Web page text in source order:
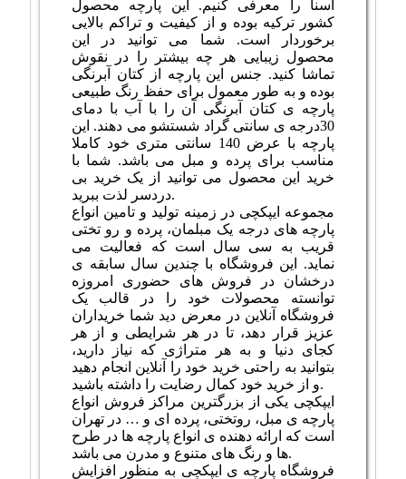
آسنا را معرفی کنیم. این پارچه محصول
کشور ترکیه بوده و از کیفیت و تراکم بالایی
برخوردار است. شما می توانید در این
محصول زیبایی هر چه بیشتر را در نقوش
تماشا کنید. جنس این پارچه از کتان آبرنگی
بوده و به طور معمول برای حفظ رنگ طبیعی
پارچه ی کتان آبرنگی آن را با آب با دمای
30درجه ی سانتی گراد شستشو می دهند. این
پارچه با عرض 140 سانتی متری خود کاملا
مناسب برای پرده و مبل می باشد. شما با
خرید این محصول می توانید از یک خرید بی
دردسر لذت ببرید.
مجموعه ایپکچی در زمینه تولید و تامین انواع
پارچه های درجه یک مبلمان، پرده و رو تختی
قریب به سی سال است که فعالیت می
نماید. این فروشگاه با چندین سال سابقه ی
درخشان در فروش های حضوری امروزه
توانسته محصولات خود را در قالب یک
فروشگاه آنلاین در معرض دید شما خریداران
عزیز قرار دهد، تا در هر شرایطی و از هر
کجای دنیا و به هر متراژی که نیاز دارید،
بتوانید به راحتی خرید خود را آنلاین انجام دهید
و از خرید خود کمال رضایت را داشته باشید.
ایپکچی یکی از بزرگترین مراکز فروش انواع
پارچه ی مبل، روتختی، پرده ای و … در تهران
است که ارائه دهنده ی انواع پارچه ها در طرح
ها و رنگ های متنوع و مدرن می باشد.
فروشگاه پارچه ی ایپکچی به منظور افزايش